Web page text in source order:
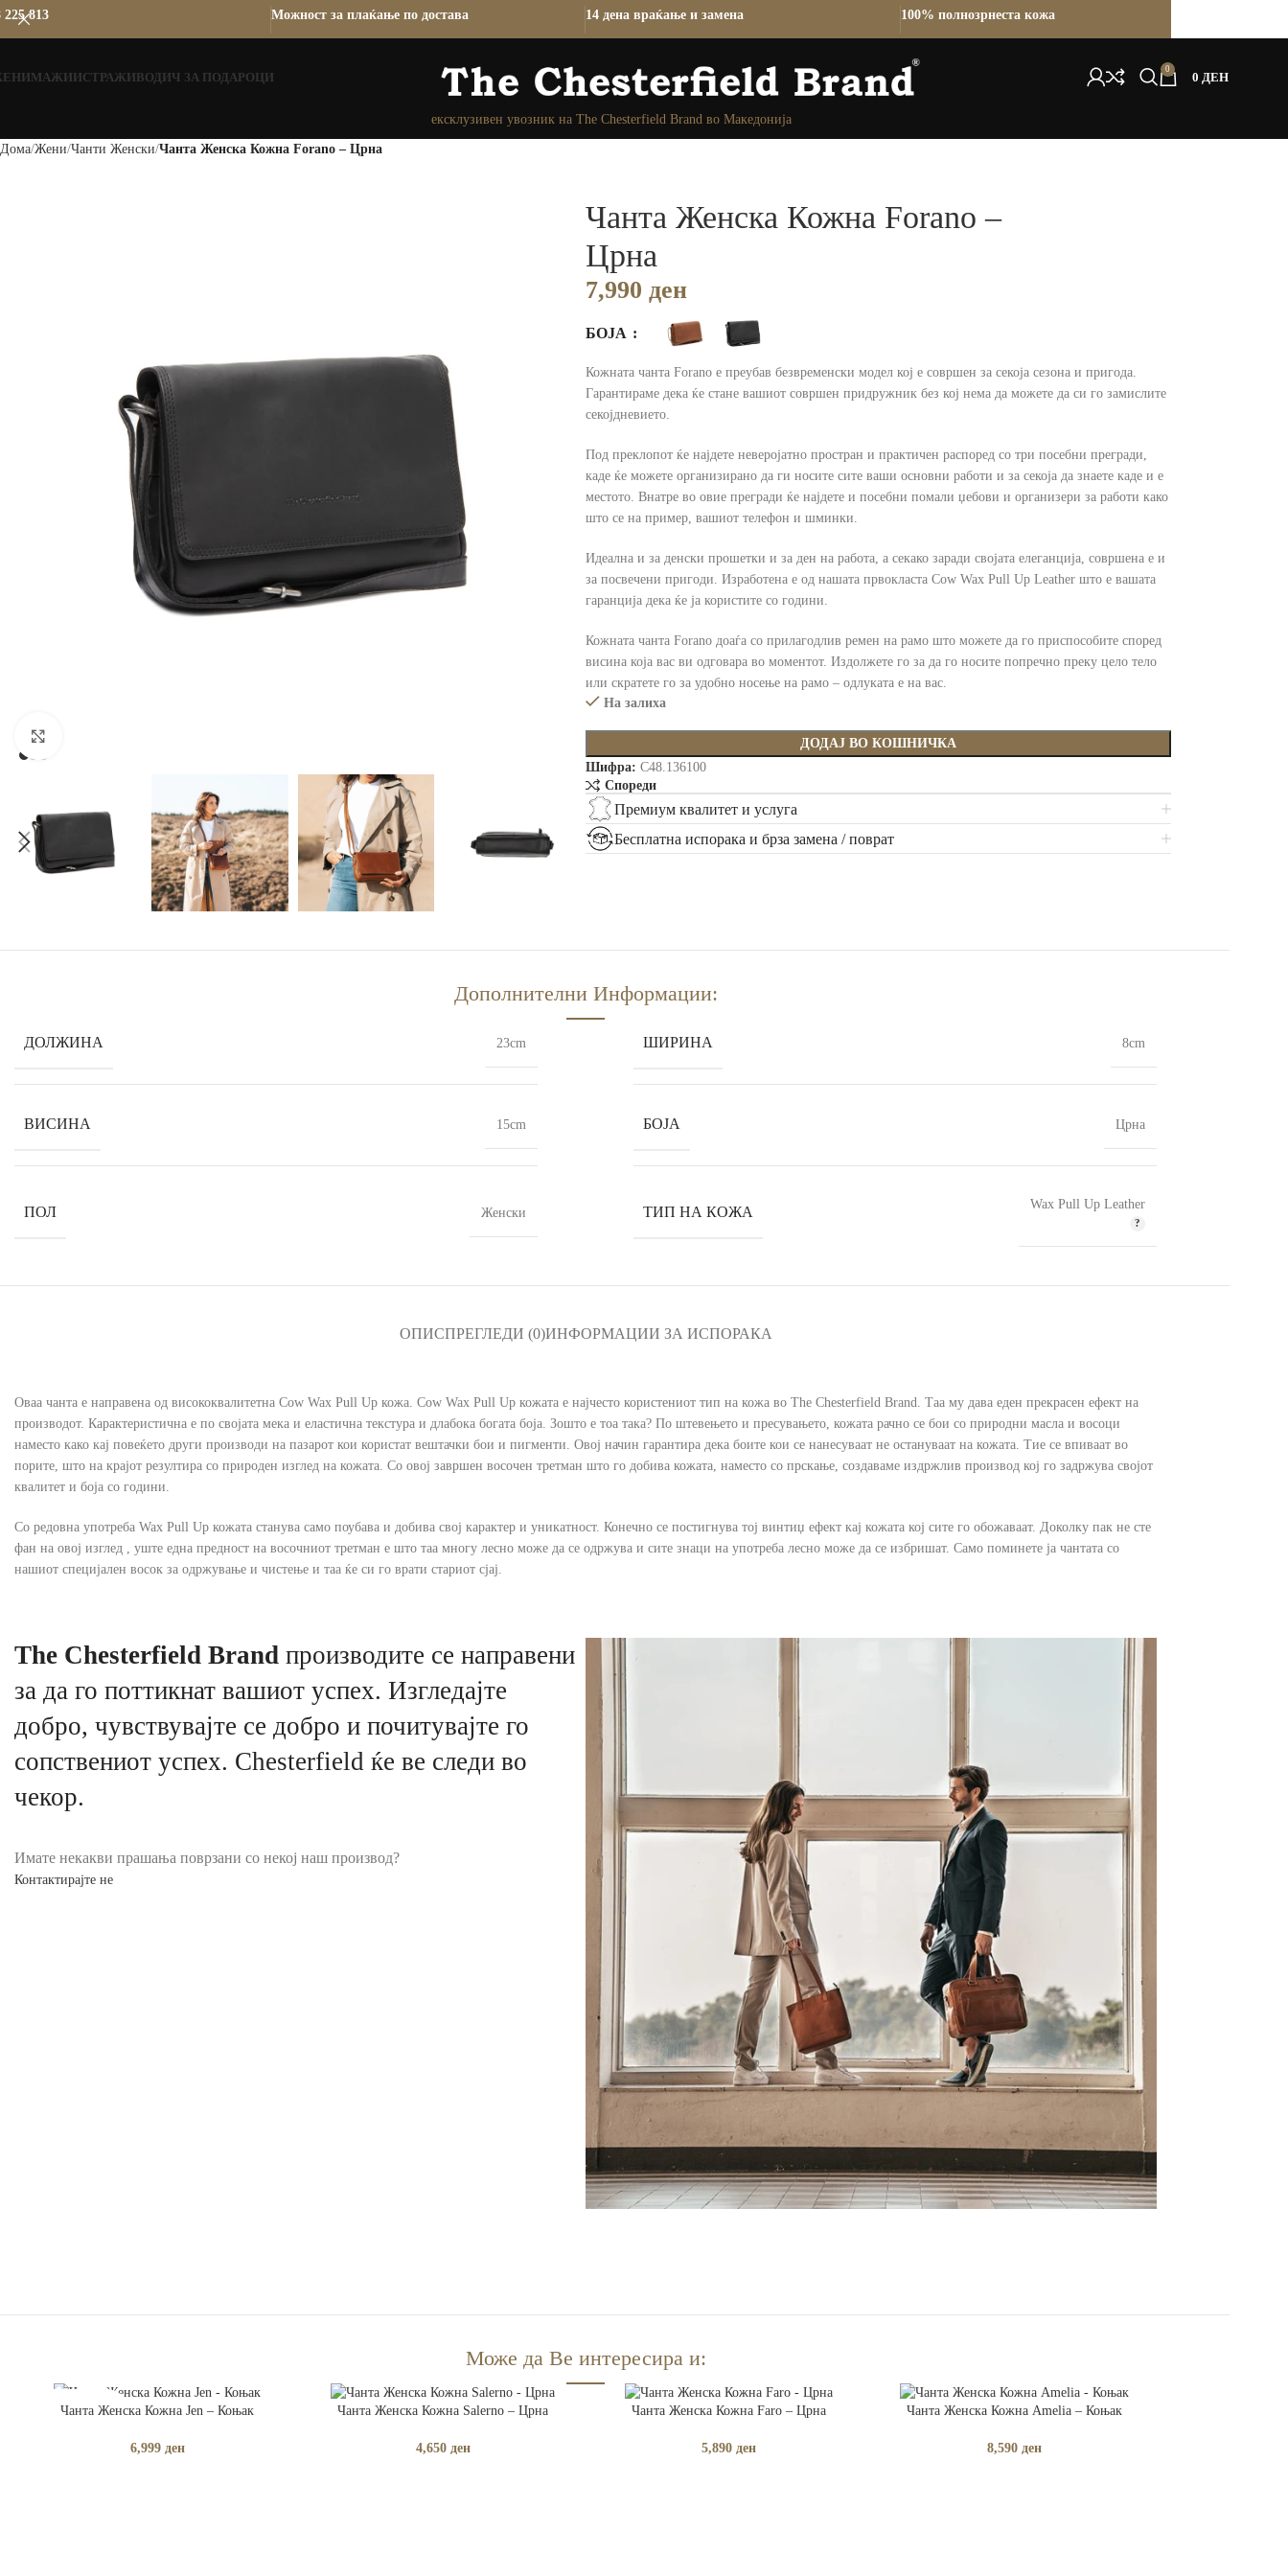
МАЖИИСТРАЖИВОДИЧ ЗА ПОДАРОЦИ
0
0 ДЕН
ексклузивен увозник на The Chesterfield Brand во Македонија
Дома Жени Чанти Женски Чанта Женска Кожна Forano – Црна
Чанта Женска Кожна Forano –
Црна
7,990 ден
БОЈА
Кожната чанта Forano е преубав безвременски модел кој е совршен за секоја сезона и пригода.
Гарантираме дека ќе стане вашиот совршен придружник без кој нема да можете да си го замислите
секојдневието.
Под преклопот ќе најдете неверојатно простран и практичен распоред со три посебни прегради,
каде ќе можете организирано да ги носите сите ваши основни работи и за секоја да знаете каде и е
местото. Внатре во овие прегради ќе најдете и посебни помали џебови и организери за работи како
што се на пример, вашиот телефон и шминки.
Идеална и за денски прошетки и за ден на работа, а секако заради својата елеганција, совршена е и
за посвечени пригоди. Изработена е од нашата првокласта Cow Wax Pull Up Leather што е вашата
гаранција дека ќе ја користите со години.
Кожната чанта Forano доаѓа со прилагодлив ремен на рамо што можете да го приспособите според
висина која вас ви одговара во моментот. Издолжете го за да го носите попречно преку цело тело
или скратете го за удобно носење на рамо – одлуката е на вас.
На залиха
ДОДАЈ ВО КОШНИЧКА
Шифра: C48.136100
Спореди
Премиум квалитет и услуга
Бесплатна испорака и брза замена / поврат
Дополнителни Информации:
ДОЛЖИНА 23cm ШИРИНА 8cm
ВИСИНА 15cm БОЈА Црна
ПОЛ Женски ТИП НА КОЖА Wax Pull Up Leather
ОПИСПРЕГЛЕДИ (0)ИНФОРМАЦИИ ЗА ИСПОРАКА
Оваа чанта е направена од висококвалитетна Cow Wax Pull Up кожа. Cow Wax Pull Up кожата е најчесто користениот тип на кожа во The Chesterfield Brand. Таа му дава еден прекрасен ефект на
производот. Карактеристична е по својата мека и еластична текстура и длабока богата боја. Зошто е тоа така? По штевењето и пресувањето, кожата рачно се бои со природни масла и восоци
наместо како кај повеќето други производи на пазарот кои користат вештачки бои и пигменти. Овој начин гарантира дека боите кои се нанесуваат не остануваат на кожата. Тие се впиваат во
порите, што на крајот резултира со природен изглед на кожата. Со овој завршен восочен третман што го добива кожата, наместо со прскање, создаваме издржлив производ кој го задржува својот
квалитет и боја со години.
Со редовна употреба Wax Pull Up кожата станува само поубава и добива свој карактер и уникатност. Конечно се постигнува тој винтиџ ефект кај кожата кој сите го обожаваат. Доколку пак не сте
фан на овој изглед , уште една предност на восочниот третман е што таа многу лесно може да се одржува и сите знаци на употреба лесно може да се избришат. Само поминете ја чантата со
нашиот специјален восок за одржување и чистење и таа ќе си го врати стариот сјај.
The Chesterfield Brand производите се направени
за да го поттикнат вашиот успех. Изгледајте
добро, чувствувајте се добро и почитувајте го
сопствениот успех. Chesterfield ќе ве следи во
чекор.
Имате некакви прашања поврзани со некој наш производ?
Контактирајте не
Може да Ве интересира и:
РАСПРОДАДЕНО
ПРОЧИТАЈ ПОВЕЌЕ
Чанта Женска Кожна Jen – Коњак
6,999 ден
ДОДАЈ ВО КОШНИЧКА
Чанта Женска Кожна Salerno – Црна
4,650 ден
ДОДАЈ ВО КОШНИЧКА
Чанта Женска Кожна Faro – Црна
5,890 ден
ДОДАЈ ВО КОШНИЧКА
Чанта Женска Кожна Amelia – Коњак
8,590 ден
225 813 Можност за плаќање по достава 14 дена враќање и замена 100% полнозрнеста кожа